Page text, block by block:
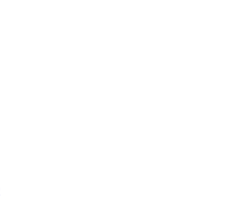
Condividi